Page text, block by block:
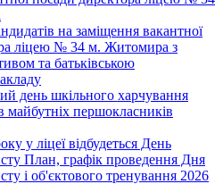
на заміщення вакантної
ліцею № 34 м. Житомира з
та батьківською
день шкільного харчування
майбутніх першокласників
у ліцеї відбудеться День
План, графік проведення Дня
і об'єктового тренування 2026